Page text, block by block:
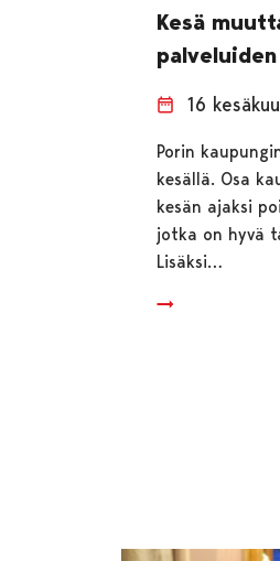
Kesä
16
Porin
kesällä. Osa
kesän ajaksi
jotka on hyvä
Lisäksi…